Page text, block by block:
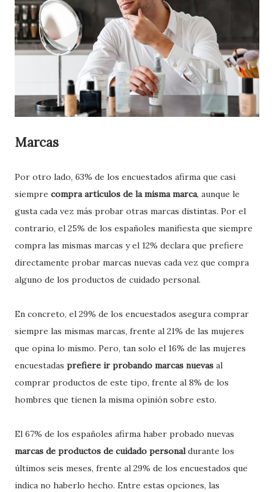
Marcas
Por otro lado, 63% de los encuestados afirma que casi
siempre compra artículos de la misma marca, aunque le
gusta cada vez más probar otras marcas distintas. Por el
contrario, el 25% de los españoles manifiesta que siempre
compra las mismas marcas y el 12% declara que prefiere
directamente probar marcas nuevas cada vez que compra
alguno de los productos de cuidado personal.
En concreto, el 29% de los encuestados asegura comprar
siempre las mismas marcas, frente al 21% de las mujeres
que opina lo mismo. Pero, tan solo el 16% de las mujeres
encuestadas prefiere ir probando marcas nuevas al
comprar productos de este tipo, frente al 8% de los
hombres que tienen la misma opinión sobre esto.
El 67% de los españoles afirma haber probado nuevas
marcas de productos de cuidado personaldurante los
últimos seis meses, frente al 29% de los encuestados que
indica no haberlo hecho. Entre estas opciones, las